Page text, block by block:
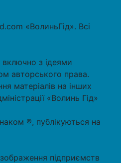
«ВолиньГід». Всі
включно з ідеями
авторського права.
матеріалів на інших
«Волинь Гід»
℗, публікуються на
підприємств